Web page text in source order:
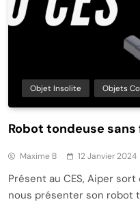
Objet Insolite Objets
Robot tondeuse
Maxime B 12 Janvier 2024
Présent au CES, Aiper
nous présenter son robot